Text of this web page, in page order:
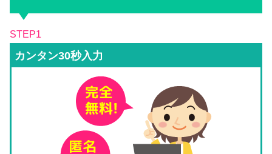
STEP1
カンタン30秒入力